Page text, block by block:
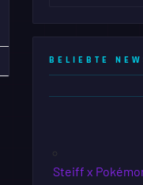
BELIEBTE
Steiff x